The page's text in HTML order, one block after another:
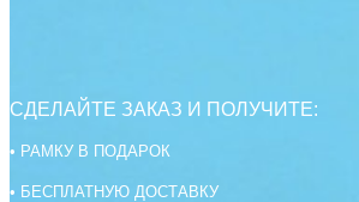
СДЕЛАЙТЕ ЗАКАЗ И ПОЛУЧИТЕ:
• РАМКУ В ПОДАРОК
• БЕСПЛАТНУЮ ДОСТАВКУ